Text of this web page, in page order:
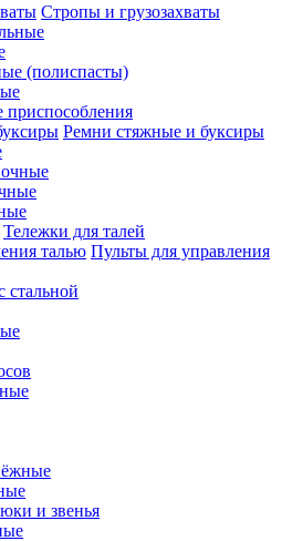
Стропы и грузозахваты
(полиспасты)
приспособления
Ремни стяжные и буксиры
Тележки для талей
Пульты для управления
стальной
и звенья